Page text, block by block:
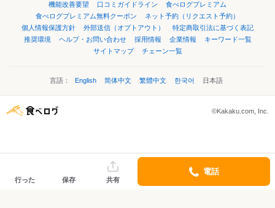
機能改善要望
口コミガイドライン
食べログプレミアム
食べログプレミアム無料クーポン
ネット予約（リクエスト予約）
個人情報保護方針
外部送信（オプトアウト）
特定商取引法に基づく表記
推奨環境
ヘルプ・お問い合わせ 採用情報 企業情報
キーワード一覧
サイトマップ
チェーン一覧
言語： English 简体中文 繁體中文 한국어 日本語
©Kakaku.com, Inc.
行った 保存 共有
電話